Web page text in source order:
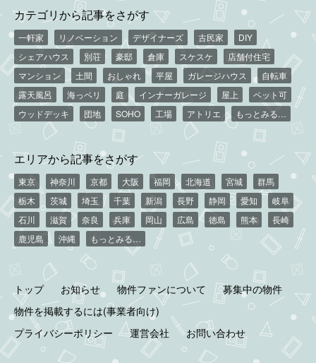
カテゴリから記事をさがす
一軒家 リノベーション デザイナーズ 古民家
DIY
シェアハウス
別荘 豪邸 倉庫 スケスケ
店舗付住宅
マンション
土間 おしゃれ 平屋 ガレージハウス
自転車
露天風呂
海っペリ 庭 インナーガレージ 屋上
ペット可
ウッドデッキ
団地 SOHO 工場 アトリエ もっとみる…
エリアから記事をさがす
東京 神奈川 京都 大阪 福岡 北海道 宮城
群馬
栃木
茨城 埼玉 千葉 新潟 長野 静岡 愛知
岐阜
石川
滋賀 奈良 兵庫 岡山 広島 徳島 熊本
長崎
鹿児島
沖縄 もっとみる…
トップ お知らせ 物件ファンについて
募集中の物件
物件を掲載するには(事業者向け)
プライバシーポリシー
運営会社 お問い合わせ